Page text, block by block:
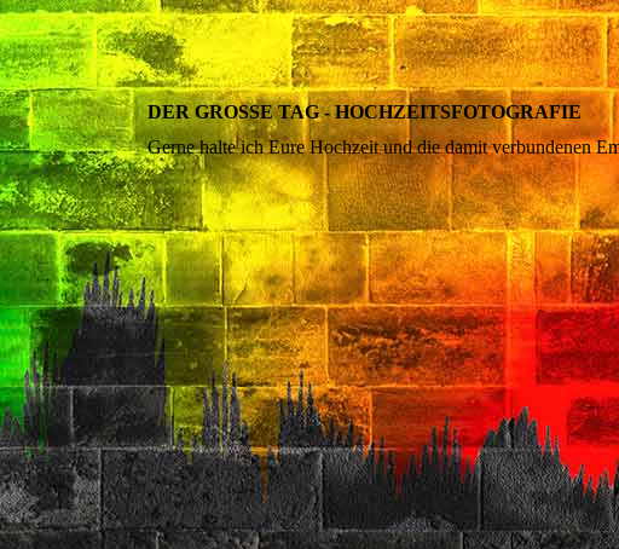
DER GROSSE TAG - HOCHZEITSFOTOGRAFIE
Gerne halte ich Eure Hochzeit und die damit verbundenen